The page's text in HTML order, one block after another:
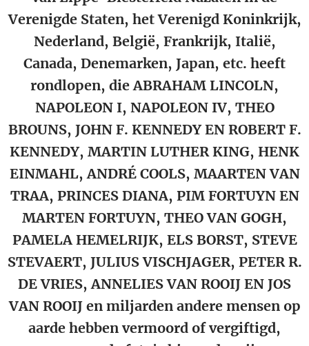
Verenigde Staten, het Verenigd Koninkrijk,
Nederland, België, Frankrijk, Italië,
Canada, Denemarken, Japan, etc. heeft
rondlopen, die ABRAHAM LINCOLN,
NAPOLEON I, NAPOLEON IV, THEO
BROUNS, JOHN F. KENNEDY EN ROBERT F.
KENNEDY, MARTIN LUTHER KING, HENK
EINMAHL, ANDRÉ COOLS, MAARTEN VAN
TRAA, PRINCES DIANA, PIM FORTUYN EN
MARTEN FORTUYN, THEO VAN GOGH,
PAMELA HEMELRIJK, ELS BORST, STEVE
STEVAERT, JULIUS VISCHJAGER, PETER R.
DE VRIES, ANNELIES VAN ROOIJ EN JOS
VAN ROOIJ en miljarden andere mensen op
aarde hebben vermoord of vergiftigd,